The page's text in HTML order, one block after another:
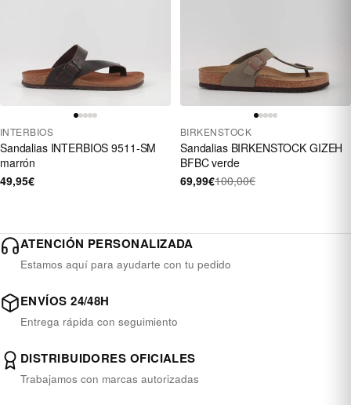
INTERBIOS
Sandalias INTERBIOS 9511-SM
marrón
49,95€
BIRKENSTOCK
Sandalias BIRKENSTOCK GIZEH
BFBC verde
69,99€100,00€
ATENCIÓN PERSONALIZADA
Estamos aquí para ayudarte con tu pedido
ENVÍOS 24/48H
Entrega rápida con seguimiento
DISTRIBUIDORES OFICIALES
Trabajamos con marcas autorizadas